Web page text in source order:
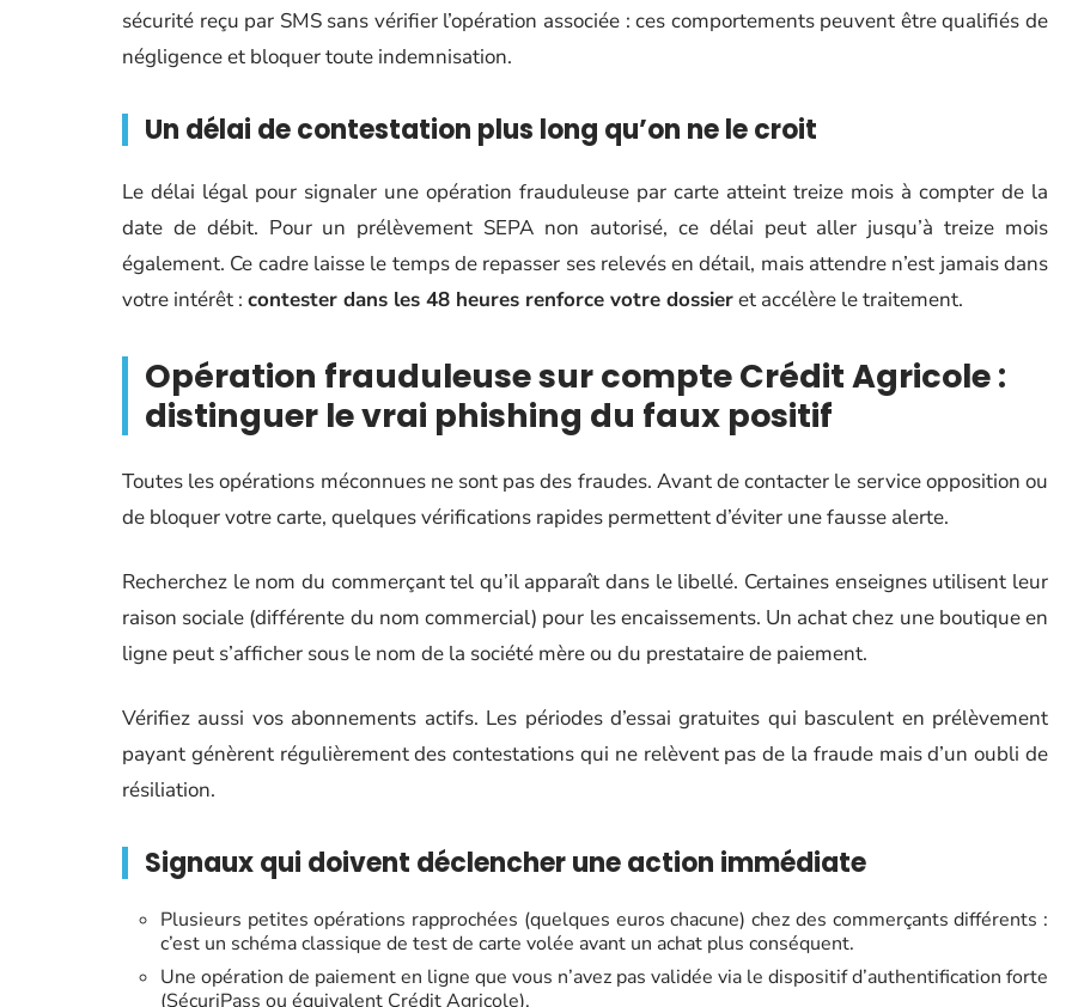
sécurité reçu par SMS sans vérifier l’opération associée : ces comportements peuvent être qualifiés de
négligence et bloquer toute indemnisation.
Un délai de contestation plus long qu’on ne le croit
Le délai légal pour signaler une opération frauduleuse par carte atteint treize mois à compter de la
date de débit. Pour un prélèvement SEPA non autorisé, ce délai peut aller jusqu’à treize mois
également. Ce cadre laisse le temps de repasser ses relevés en détail, mais attendre n’est jamais dans
votre intérêt : contester dans les 48 heures renforce votre dossieret accélère le traitement.
Opération frauduleuse sur compte Crédit Agricole :
distinguer le vrai phishing du faux positif
Toutes les opérations méconnues ne sont pas des fraudes. Avant de contacter le service opposition ou
de bloquer votre carte, quelques vérifications rapides permettent d’éviter une fausse alerte.
Recherchez le nom du commerçant tel qu’il apparaît dans le libellé. Certaines enseignes utilisent leur
raison sociale (différente du nom commercial) pour les encaissements. Un achat chez une boutique en
ligne peut s’afficher sous le nom de la société mère ou du prestataire de paiement.
Vérifiez aussi vos abonnements actifs. Les périodes d’essai gratuites qui basculent en prélèvement
payant génèrent régulièrement des contestations qui ne relèvent pas de la fraude mais d’un oubli de
résiliation.
Signaux qui doivent déclencher une action immédiate
Plusieurs petites opérations rapprochées (quelques euros chacune) chez des commerçants différents :
c’est un schéma classique de test de carte volée avant un achat plus conséquent.
Une opération de paiement en ligne que vous n’avez pas validée via le dispositif d’authentification forte
(SécuriPass ou équivalent Crédit Agricole).